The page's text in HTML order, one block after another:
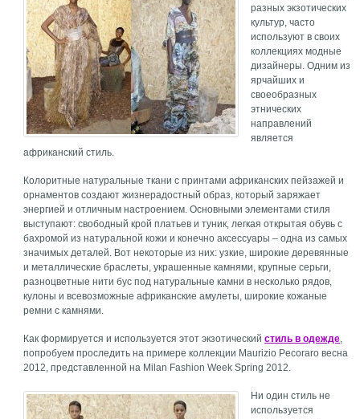
разных экзотических
культур, часто
используют в своих
коллекциях модные
дизайнеры. Одним из
ярчайших и
своеобразных
этнических
направлений
является
африканский стиль.
Колоритные натуральные ткани с принтами африканских пейзажей и
орнаментов создают жизнерадостный образ, который заряжает
энергией и отличным настроением. Основными элементами стиля
выступают: свободный крой платьев и туник, легкая открытая обувь с
бахромой из натуральной кожи и конечно аксессуары – одна из самых
значимых деталей. Вот некоторые из них: узкие, широкие деревянные
и металлические браслеты, украшенные камнями, крупные серьги,
разноцветные нити бус под натуральные камни в несколько рядов,
кулоны и всевозможные африканские амулеты, широкие кожаные
ремни с камнями.
Как формируется и используется этот экзотическийстиль в одежде,
попробуем проследить на примере коллекции Maurizio Pecoraro весна
2012, представленной на Milan Fashion Week Spring 2012.
Ни один стиль не
используется